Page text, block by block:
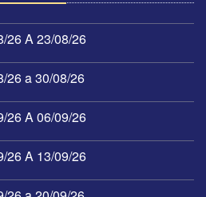
26 A 23/08/26
26 a 30/08/26
26 A 06/09/26
26 A 13/09/26